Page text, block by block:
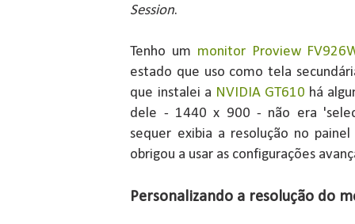
Session.
Tenho um monitor Proview
estado que uso como tela
que instalei a NVIDIA GT610 há
dele - 1440 x 900 - não era
sequer exibia a resolução no
obrigou a usar as configurações
Personalizando a resolução do